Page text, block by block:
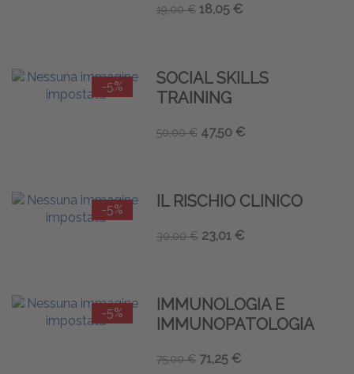
19,00 € 18,05 €
-5%
SOCIAL SKILLS
TRAINING
50,00 € 47,50 €
-5% IL RISCHIO CLINICO
30,00 € 23,01 €
-5%
IMMUNOLOGIA E
IMMUNOPATOLOGIA
75,00 € 71,25 €